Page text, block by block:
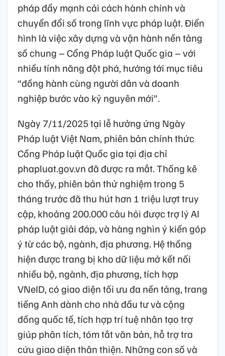
pháp đẩy mạnh cải cách hành chính và
chuyển đổi số trong lĩnh vực pháp luật. Điển
hình là việc xây dựng và vận hành nền tảng
số chung – Cổng Pháp luật Quốc gia – với
nhiều tính năng đột phá, hướng tới mục tiêu
“đồng hành cùng người dân và doanh
nghiệp bước vào kỷ nguyên mới”.
Ngày 7/11/2025 tại lễ hưởng ứng Ngày
Pháp luật Việt Nam, phiên bản chính thức
Cổng Pháp luật Quốc gia tại địa chỉ
phapluat.gov.vn đã được ra mắt. Thống kê
cho thấy, phiên bản thử nghiệm trong 5
tháng trước đã thu hút hơn 1 triệu lượt truy
cập, khoảng 200.000 câu hỏi được trợ lý AI
pháp luật giải đáp, và hàng nghìn ý kiến góp
ý từ các bộ, ngành, địa phương. Hệ thống
hiện được trang bị kho dữ liệu mở kết nối
nhiều bộ, ngành, địa phương, tích hợp
VNeID, có giao diện tối ưu đa nền tảng, trang
tiếng Anh dành cho nhà đầu tư và cộng
đồng quốc tế, tích hợp trí tuệ nhân tạo trợ
giúp phân tích, tóm tắt văn bản, hỗ trợ tra
cứu giao diện thân thiện. Những con số và